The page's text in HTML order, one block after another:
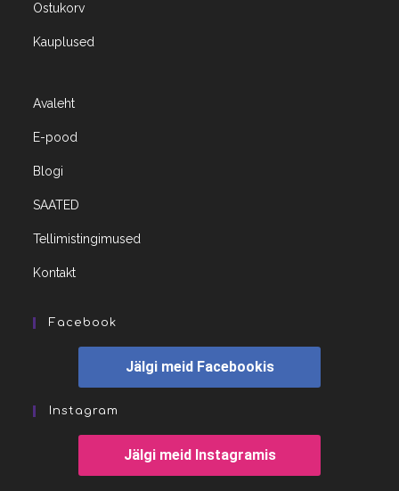
Ostukorv
Kauplused
Avaleht
E-pood
Blogi
SAATED
Tellimistingimused
Kontakt
Facebook
Jälgi meid Facebookis
Instagram
Jälgi meid Instagramis